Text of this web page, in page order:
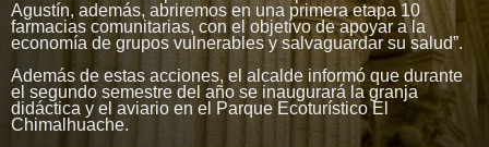
Agustín, además, abriremos en una primera etapa 10
farmacias comunitarias, con el objetivo de apoyar a la
economía de grupos vulnerables y salvaguardar su salud”.
Además de estas acciones, el alcalde informó que durante
el segundo semestre del año se inaugurará la granja
didáctica y el aviario en el Parque Ecoturístico El
Chimalhuache.